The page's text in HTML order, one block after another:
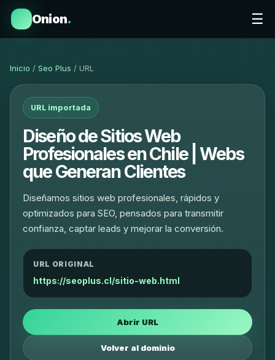
Onion. ☰
Inicio / Seo Plus / URL
URL importada
Diseño de Sitios Web
Profesionales en Chile | Webs
que Generan Clientes
Diseñamos sitios web profesionales, rápidos y
optimizados para SEO, pensados para transmitir
confianza, captar leads y mejorar la conversión.
URL ORIGINAL
https://seoplus.cl/sitio-web.html
Abrir URL
Volver al dominio